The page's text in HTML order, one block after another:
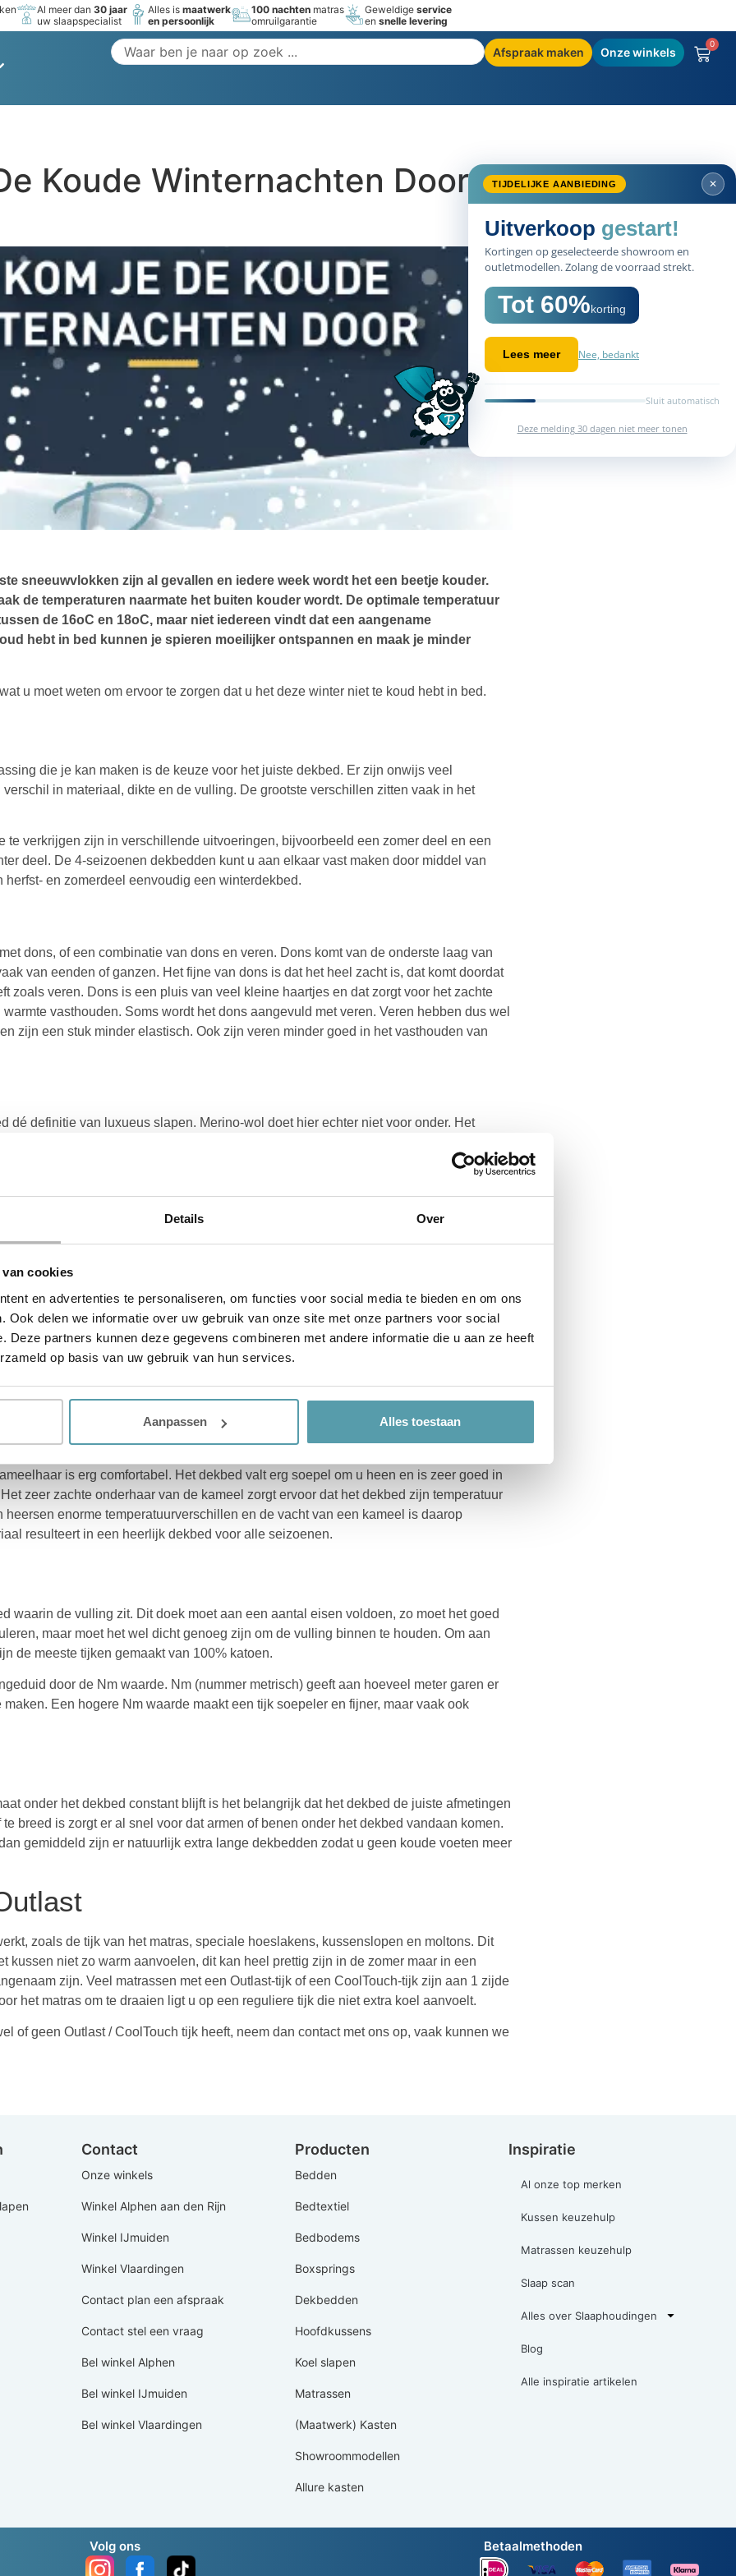
Details Over
cookies
en advertenties te personaliseren, om functies voor social media te bieden en om ons
Ook delen we informatie over uw gebruik van onze site met onze partners voor social
Deze partners kunnen deze gegevens combineren met andere informatie die u aan ze heeft
op basis van uw gebruik van hun services.
Aanpassen Alles toestaan
Al meer dan30 jaar
uw slaapspecialist
Alles ismaatwerk
en persoonlijk
100 nachten matras
omruilgarantie
Geweldigeservice
ensnelle levering
Afspraak maken Onze winkels
0
TIJDELIJKE AANBIEDING ✕
Uitverkoop gestart!
Kortingen op geselecteerde showroom en
outletmodellen. Zolang de voorraad strekt.
Tot 60%korting
Lees meer Nee, bedankt
Sluit automatisch
Deze melding 30 dagen niet meer tonen
Koude Winternachten Door
sneeuwvlokken zijn al gevallen en iedere week wordt het een beetje kouder.
de temperaturen naarmate het buiten kouder wordt. De optimale temperatuur
de 16oC en 18oC, maar niet iedereen vindt dat een aangename
hebt in bed kunnen je spieren moeilijker ontspannen en maak je minder
u moet weten om ervoor te zorgen dat u het deze winter niet te koud hebt in bed.
die je kan maken is de keuze voor het juiste dekbed. Er zijn onwijs veel
in materiaal, dikte en de vulling. De grootste verschillen zitten vaak in het
te verkrijgen zijn in verschillende uitvoeringen, bijvoorbeeld een zomer deel en een
deel. De 4-seizoenen dekbedden kunt u aan elkaar vast maken door middel van
herfst- en zomerdeel eenvoudig een winterdekbed.
dons, of een combinatie van dons en veren. Dons komt van de onderste laag van
van eenden of ganzen. Het fijne van dons is dat het heel zacht is, dat komt doordat
zoals veren. Dons is een pluis van veel kleine haartjes en dat zorgt voor het zachte
vasthouden. Soms wordt het dons aangevuld met veren. Veren hebben dus wel
zijn een stuk minder elastisch. Ook zijn veren minder goed in het vasthouden van
dé definitie van luxueus slapen. Merino-wol doet hier echter niet voor onder. Het
nauwelijks. Merino-wol is door zijn grote haardichtheid één van de fijnste wolsoorten
extra soepel en comfortabel. Ook houdt de wollen vulling de lichaamswarmte beter
hangen en ventileert hij uitstekend.
en comfortabel. De vulling is doorgaans wel wat minder zacht dan dons. Onze
zijn gevuld met een luchtig en zacht materiaal dat zich net zo gedraagt als dons.
en hopen zich niet op. Dit geeft de beleving van een donzen dekbed, zonder de
slapen.
Ze vormen zich altijd naar je lichaam. Daardoor slaap onder alle
ventileert uitstekend. Het dekbed houdt de warmte vast en voert ongemerkt vocht
zweterig aan.
is erg comfortabel. Het dekbed valt erg soepel om u heen en is zeer goed in
zeer zachte onderhaar van de kameel zorgt ervoor dat het dekbed zijn temperatuur
enorme temperatuurverschillen en de vacht van een kameel is daarop
resulteert in een heerlijk dekbed voor alle seizoenen.
waarin de vulling zit. Dit doek moet aan een aantal eisen voldoen, zo moet het goed
maar moet het wel dicht genoeg zijn om de vulling binnen te houden. Om aan
de meeste tijken gemaakt van 100% katoen.
door de Nm waarde. Nm (nummer metrisch) geeft aan hoeveel meter garen er
Een hogere Nm waarde maakt een tijk soepeler en fijner, maar vaak ook
onder het dekbed constant blijft is het belangrijk dat het dekbed de juiste afmetingen
breed is zorgt er al snel voor dat armen of benen onder het dekbed vandaan komen.
gemiddeld zijn er natuurlijk extra lange dekbedden zodat u geen koude voeten meer
zoals de tijk van het matras, speciale hoeslakens, kussenslopen en moltons. Dit
kussen niet zo warm aanvoelen, dit kan heel prettig zijn in de zomer maar in een
zijn. Veel matrassen met een Outlast-tijk of een CoolTouch-tijk zijn aan 1 zijde
het matras om te draaien ligt u op een reguliere tijk die niet extra koel aanvoelt.
of geen Outlast / CoolTouch tijk heeft, neem dan contact met ons op, vaak kunnen we
Contact
Onze winkels
Winkel Alphen aan den Rijn
Winkel IJmuiden
Winkel Vlaardingen
Contact plan een afspraak
Contact stel een vraag
Bel winkel Alphen
Bel winkel IJmuiden
Bel winkel Vlaardingen
Producten
Bedden
Bedtextiel
Bedbodems
Boxsprings
Dekbedden
Hoofdkussens
Koel slapen
Matrassen
(Maatwerk) Kasten
Showroommodellen
Allure kasten
Inspiratie
Al onze top merken
Kussen keuzehulp
Matrassen keuzehulp
Slaap scan
Alles over Slaaphoudingen
Blog
Alle inspiratie artikelen
Volg ons Betaalmethoden